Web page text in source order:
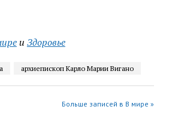
и Здоровье
архиепископ Карло Марии Вигано
Больше записей в В мире »